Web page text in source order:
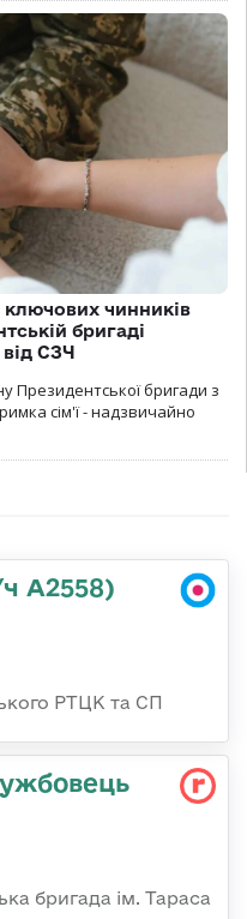
чинників
бригаді
СЗЧ
Президентської бригади з
сім'ї - надзвичайно
А2558)
РТЦК та СП
бригада ім. Тараса